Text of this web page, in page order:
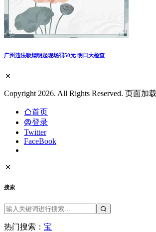
广州违法吸烟明起现场罚50元 明日大检查
Copyright 2026. All Rights Reserved. 页面加
首页
登录
Twitter
FaceBook
搜索
热门搜索： 宝